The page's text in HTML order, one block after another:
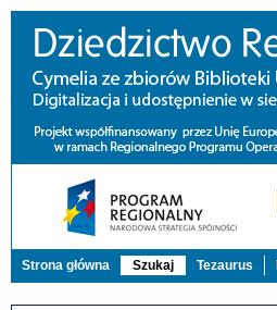
Strona główna Szukaj Tezaurus